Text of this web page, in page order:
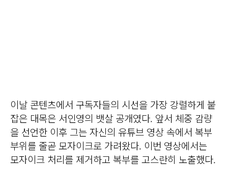
이날 콘텐츠에서 구독자들의 시선을 가장 강렬하게 붙
잡은 대목은 서인영의 뱃살 공개였다. 앞서 체중 감량
을 선언한 이후 그는 자신의 유튜브 영상 속에서 복부
부위를 줄곧 모자이크로 가려왔다. 이번 영상에서는
모자이크 처리를 제거하고 복부를 고스란히 노출했다.